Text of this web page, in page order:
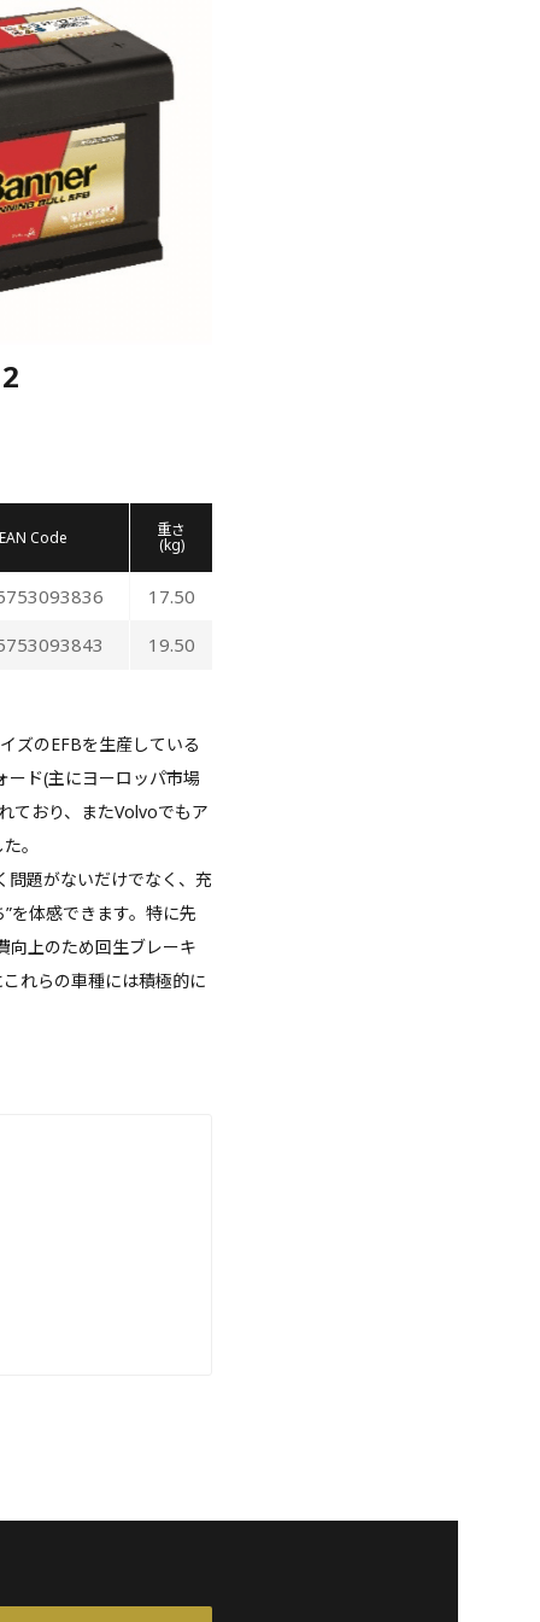
EAN Code 重さ
(kg)
17.50
19.50
ズのEFBを生産している
ド(主にヨーロッパ市場
ており、またVolvoでもア
。
問題がないだけでなく、充
を体感できます。特に先
向上のため回生ブレーキ
れらの車種には積極的に